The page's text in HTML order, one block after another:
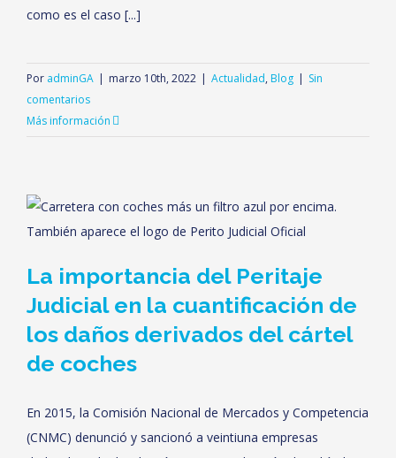
como es el caso [...]
Por adminGA | marzo 10th, 2022 | Actualidad, Blog | Sin
comentarios
Más información
La importancia del Peritaje
Judicial en la cuantificación de
los daños derivados del cártel
de coches
En 2015, la Comisión Nacional de Mercados y Competencia
(CNMC) denunció y sancionó a veintiuna empresas